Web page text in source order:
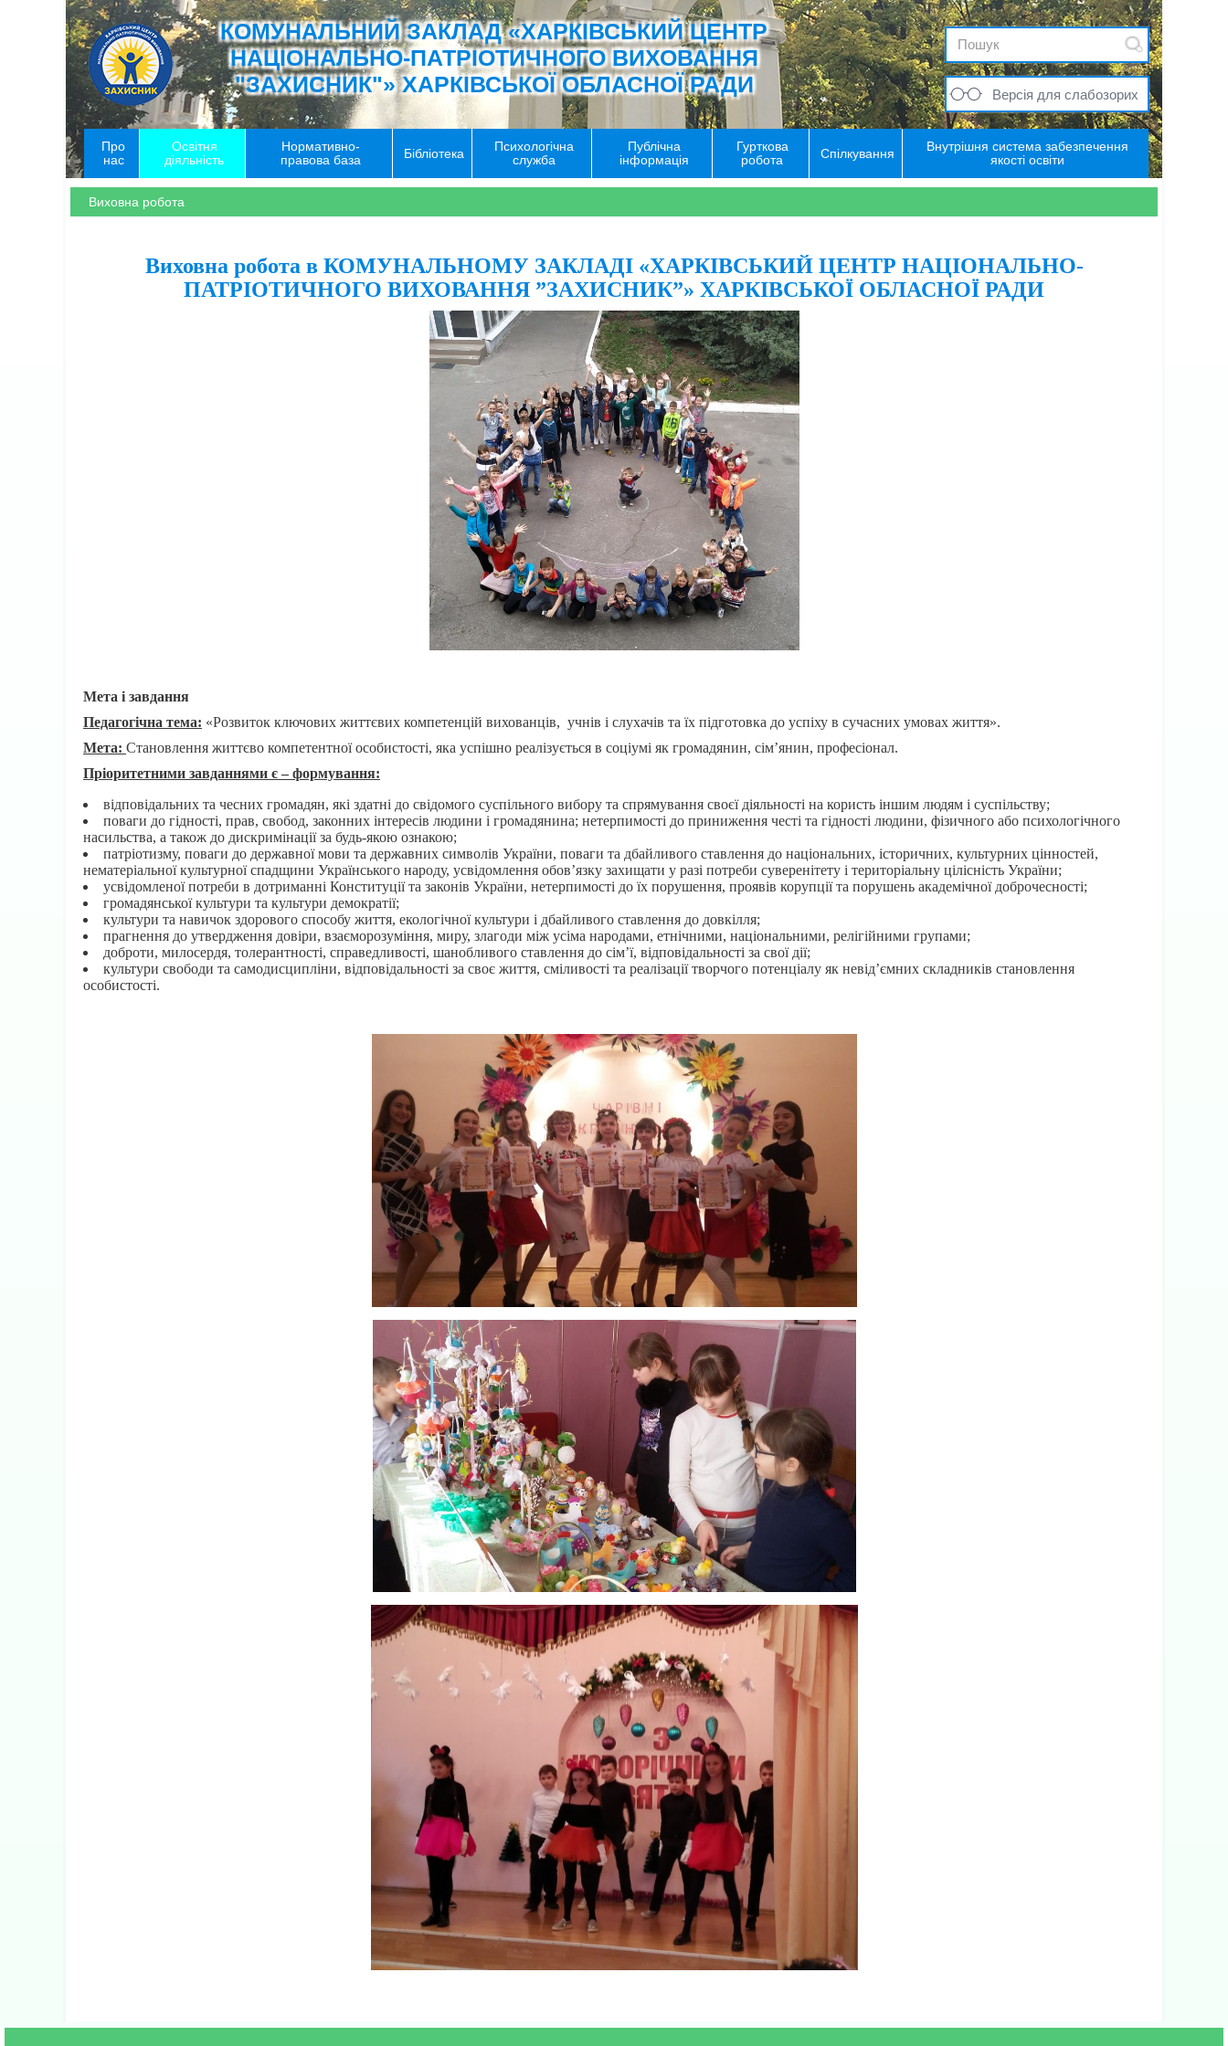
КОМУНАЛЬНИЙ ЗАКЛАД «ХАРКІВСЬКИЙ ЦЕНТР
НАЦІОНАЛЬНО-ПАТРІОТИЧНОГО ВИХОВАННЯ
"ЗАХИСНИК"» ХАРКІВСЬКОЇ ОБЛАСНОЇ РАДИ
Версія для слабозорих
Про
нас
Освітня
діяльність
Нормативно-
правова база
Бібліотека
Психологічна
служба
Публічна
інформація
Гурткова
робота
Спілкування
Внутрішня система забезпечення
якості освіти
Виховна робота
Виховна робота в КОМУНАЛЬНОМУ ЗАКЛАДІ «ХАРКІВСЬКИЙ ЦЕНТР НАЦІОНАЛЬНО-
ПАТРІОТИЧНОГО ВИХОВАННЯ ”ЗАХИСНИК”» ХАРКІВСЬКОЇ ОБЛАСНОЇ РАДИ
Мета і завдання
Педагогічна тема: «Розвиток ключових життєвих компетенцій вихованців, учнів і слухачів та їх підготовка до успіху в сучасних умовах життя».
Мета: Становлення життєво компетентної особистості, яка успішно реалізується в соціумі як громадянин, сім’янин, професіонал.
Пріоритетними завданнями є – формування:
відповідальних та чесних громадян, які здатні до свідомого суспільного вибору та спрямування своєї діяльності на користь іншим людям і суспільству;
поваги до гідності, прав, свобод, законних інтересів людини і громадянина; нетерпимості до приниження честі та гідності людини, фізичного або психологічного
насильства, а також до дискримінації за будь-якою ознакою;
патріотизму, поваги до державної мови та державних символів України, поваги та дбайливого ставлення до національних, історичних, культурних цінностей,
нематеріальної культурної спадщини Українського народу, усвідомлення обов’язку захищати у разі потреби суверенітету і територіальну цілісність України;
усвідомленої потреби в дотриманні Конституції та законів України, нетерпимості до їх порушення, проявів корупції та порушень академічної доброчесності;
громадянської культури та культури демократії;
культури та навичок здорового способу життя, екологічної культури і дбайливого ставлення до довкілля;
прагнення до утвердження довіри, взаєморозуміння, миру, злагоди між усіма народами, етнічними, національними, релігійними групами;
доброти, милосердя, толерантності, справедливості, шанобливого ставлення до сім’ї, відповідальності за свої дії;
культури свободи та самодисципліни, відповідальності за своє життя, сміливості та реалізації творчого потенціалу як невід’ємних складників становлення
особистості.